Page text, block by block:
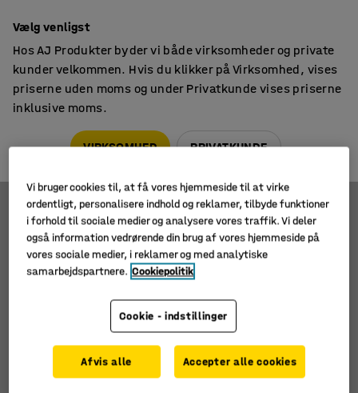
Terrængående palleløftere
Filtre Sortér
1 produkter
Vælg venligst
Hos AJ Produkter byder vi både virksomheder og private
kunder velkommen. Hvis du klikker på Virksomhed, vises
priserne uden moms og under Privatkunde vises priserne
inklusive moms.
VIRKSOMHED PRIVATKUNDE
Vi bruger cookies til, at få vores hjemmeside til at virke
ordentligt, personalisere indhold og reklamer, tilbyde funktioner
i forhold til sociale medier og analysere vores traffik. Vi deler
også information vedrørende din brug af vores hjemmeside på
vores sociale medier, i reklamer og med analytiske
samarbejdspartnere. Cookiepolitik
Cookie - indstillinger
Afvis alle Accepter alle cookies